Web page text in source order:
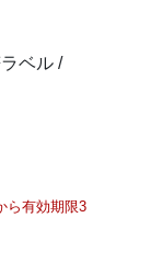
ベル /
ら有効期限3